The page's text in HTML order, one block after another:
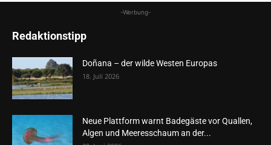
-Werbung-
Redaktionstipp
Doñana – der wilde Westen Europas
18. Juli 2026
Neue Plattform warnt Badegäste vor Quallen,
Algen und Meeresschaum an der...